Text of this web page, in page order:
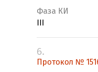
Фаза КИ
6.
Протокол №